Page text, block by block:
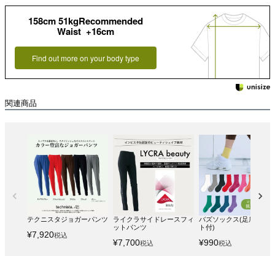
158cm 51kgRecommended
Waist +16cm
Find out more on your body type
関連商品
テクニスタジョガーパンツ
¥7,920税込
ライクラサイドレースフィ
ットパンツ
¥7,700税込
バズソックス(足底サポー
ト付)
¥990税込